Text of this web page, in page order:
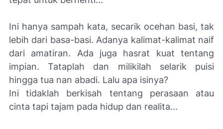
Ini hanya sampah kata, secarik ocehan basi, tak
lebih dari basa-basi. Adanya kalimat-kalimat naif
dari amatiran. Ada juga hasrat kuat tentang
impian. Tataplah dan milikilah selarik puisi
hingga tua nan abadi. Lalu apa isinya?
Ini tidaklah berkisah tentang perasaan atau
cinta tapi tajam pada hidup dan realita...